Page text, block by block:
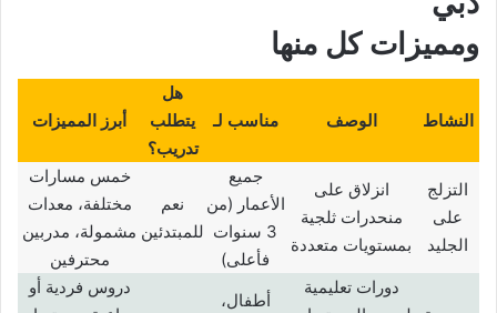
ومميزات كل منها
النشاط الوصف مناسب لـ
هل
يتطلب
تدريب؟
أبرز المميزات
التزلج
على
الجليد
انزلاق على
منحدرات ثلجية
بمستويات متعددة
جميع
الأعمار (من
3 سنوات
فأعلى)
نعم
للمبتدئين
خمس مسارات
مختلفة، معدات
مشمولة، مدربين
محترفين
دورات تعليمية
أطفال،
دروس فردية أو